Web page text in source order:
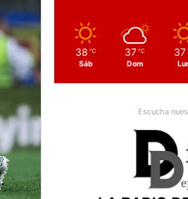
38 ℃
Sáb
37 ℃
Dom
37
Escucha